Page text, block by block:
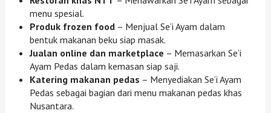
menu spesial.
Produk frozen food – Menjual Se’i Ayam dalam
bentuk makanan beku siap masak.
Jualan online dan marketplace – Memasarkan Se’i
Ayam Pedas dalam kemasan siap saji.
Katering makanan pedas – Menyediakan Se’i Ayam
Pedas sebagai bagian dari menu makanan pedas khas
Nusantara.